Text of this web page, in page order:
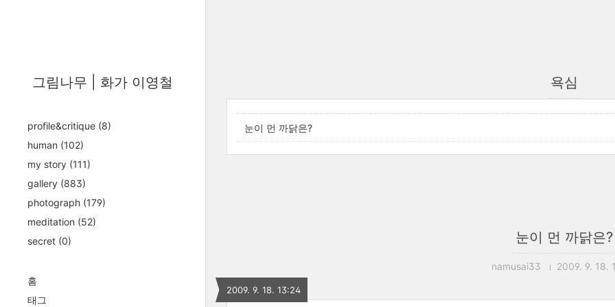
그림나무 | 화가 이영철
profile&critique (8)
human (102)
my story (111)
gallery (883)
photograph (179)
meditation (52)
secret (0)
홈
태그
욕심
눈이 먼 까닭은?
눈이 먼 까닭은?
namusai33 2009. 9. 18.
2009. 9. 18. 13:24